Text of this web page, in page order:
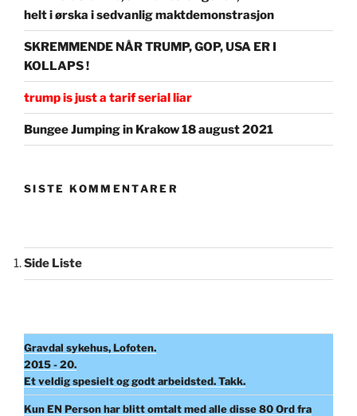
helt i ørska i sedvanlig maktdemonstrasjon
SKREMMENDE NÅR TRUMP, GOP, USA ER I
KOLLAPS !
trump is just a tarif serial liar
Bungee Jumping in Krakow 18 august 2021
SISTE KOMMENTARER
Side Liste
Gravdal sykehus, Lofoten.
2015 - 20.
Et veldig spesielt og godt arbeidsted. Takk.
Kun EN Person har blitt omtalt med alle disse 80 Ord fra